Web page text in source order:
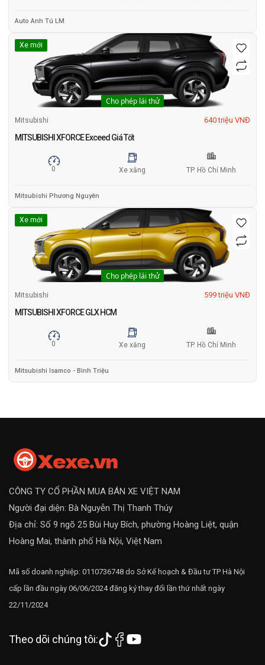
Auto Anh Tú LM
Xe mới
Cho phép lái thử
Mitsubishi 640 triệu VNĐ
MITSUBISHI XFORCE Exceed Giá Tốt
0 Xe xăng TP. Hồ Chí Minh
Mitsubishi Phương Nguyên
Xe mới
Cho phép lái thử
Mitsubishi 599 triệu VNĐ
MITSUBISHI XFORCE GLX HCM
0 Xe xăng TP. Hồ Chí Minh
Mitsubishi Isamco - Bình Triệu
CÔNG TY CỔ PHẦN MUA BÁN XE VIỆT NAM
Người đại diện: Bà Nguyễn Thị Thanh Thúy
Địa chỉ: Số 9 ngõ 25 Bùi Huy Bích, phường Hoàng Liệt, quận
Hoàng Mai, thành phố Hà Nội, Việt Nam
Mã số doanh nghiệp: 0110736748 do Sở Kế hoạch & Đầu tư TP Hà Nội
cấp lần đầu ngày 06/06/2024 đăng ký thay đổi lần thứ nhất ngày
22/11/2024
Theo dõi chúng tôi: